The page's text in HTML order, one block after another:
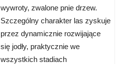
wywroty, zwalone pnie drzew.
Szczególny charakter las zyskuje
przez dynamicznie rozwijające
się jodły, praktycznie we
wszystkich stadiach